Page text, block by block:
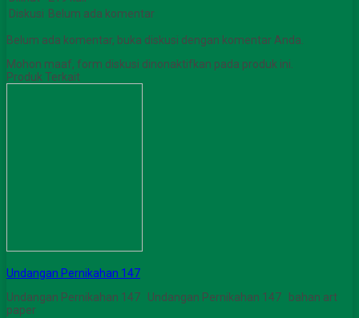
Diskusi Belum ada komentar
Belum ada komentar, buka diskusi dengan komentar Anda.
Mohon maaf, form diskusi dinonaktifkan pada produk ini.
Produk Terkait
Undangan Pernikahan 147
Undangan Pernikahan 147 Undangan Pernikahan 147 bahan art
paper